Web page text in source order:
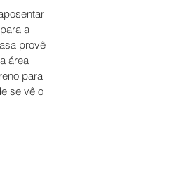
a
provê
área
para
se vê o